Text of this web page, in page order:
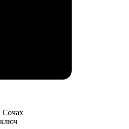
Сочах